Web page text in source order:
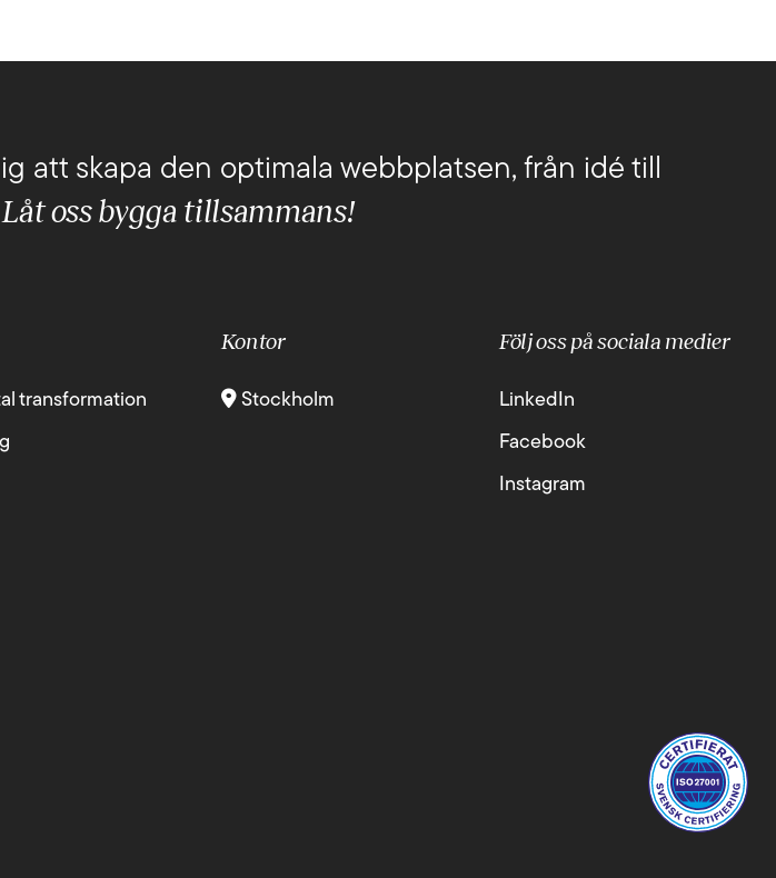
att skapa den optimala webbplatsen, från idé till
Låt oss bygga tillsammans!
transformation
Kontor
Stockholm
Följ oss på sociala medier
LinkedIn
Facebook
Instagram